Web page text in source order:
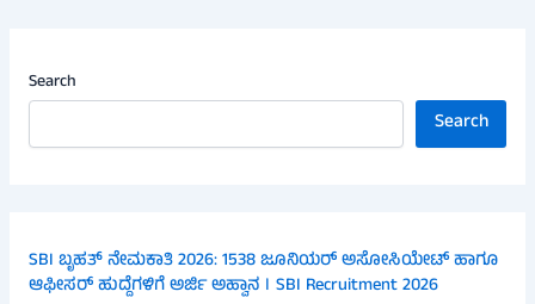
Search
Search
SBI ಬೃಹತ್ ನೇಮಕಾತಿ 2026: 1538 ಜೂನಿಯರ್ ಅಸೋಸಿಯೇಟ್ ಹಾಗೂ
ಆಫೀಸರ್ ಹುದ್ದೆಗಳಿಗೆ ಅರ್ಜಿ ಅಹ್ವಾನ । SBI Recruitment 2026